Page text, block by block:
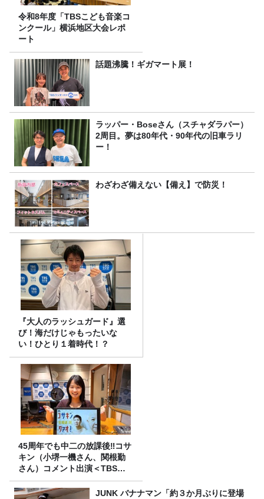
令和8年度「TBSこども音楽コ
ンクール」横浜地区大会レポ
ート
話題沸騰！ギガマート展！
ラッパー・Boseさん（スチャダラパー）
2周目。夢は80年代・90年代の旧車ラリ
ー！
わざわざ備えない【備え】で防災！
『大人のラッシュガード』選
び！海だけじゃもったいな
い！ひとり１着時代！？
45周年でも中二の放課後‼コサ
キン（小堺一機さん、関根勤
さん）コメント出演＜TBSラ
ジオ番組審議会からのご報告
＞
JUNK バナナマン「約３か月ぶりに登場